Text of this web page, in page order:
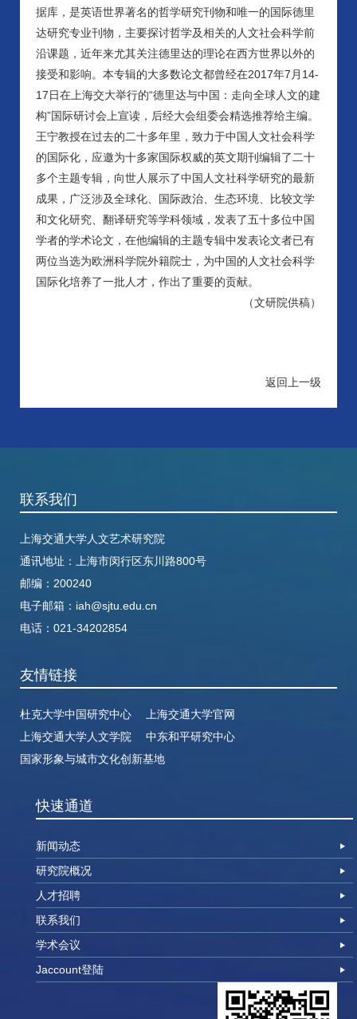
据库，是英语世界著名的哲学研究刊物和唯一的国际德里
达研究专业刊物，主要探讨哲学及相关的人文社会科学前
沿课题，近年来尤其关注德里达的理论在西方世界以外的
接受和影响。本专辑的大多数论文都曾经在2017年7月14-
17日在上海交大举行的“德里达与中国：走向全球人文的建
构”国际研讨会上宣读，后经大会组委会精选推荐给主编。
王宁教授在过去的二十多年里，致力于中国人文社会科学
的国际化，应邀为十多家国际权威的英文期刊编辑了二十
多个主题专辑，向世人展示了中国人文社科学研究的最新
成果，广泛涉及全球化、国际政治、生态环境、比较文学
和文化研究、翻译研究等学科领域，发表了五十多位中国
学者的学术论文，在他编辑的主题专辑中发表论文者已有
两位当选为欧洲科学院外籍院士，为中国的人文社会科学
国际化培养了一批人才，作出了重要的贡献。
（文研院供稿）
返回上一级
联系我们
上海交通大学人文艺术研究院
通讯地址：
上海市闵行区东川路800号
邮编：200240
电子邮箱： iah@sjtu.edu.cn
电话： 021-34202854
友情链接
杜克大学中国研究中心
上海交通大学官网
上海交通大学人文学院
中东和平研究中心
国家形象与城市文化创新基地
快速通道
新闻动态
研究院概况
人才招聘
联系我们
学术会议
Jaccount登陆